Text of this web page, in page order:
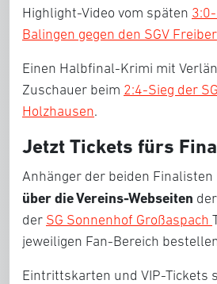
Highlight-Video vom späten
Balingen gegen den SGV
Einen Halbfinal-Krimi mit
Zuschauer beim 2:4-Sieg der
Holzhausen.
Jetzt Tickets fürs
Anhänger der beiden Finalisten
über die Vereins-Webseiten der
der SG Sonnenhof Großaspach
jeweiligen Fan-Bereich
Eintrittskarten und VIP-Tickets